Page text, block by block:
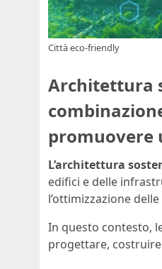
Città eco-friendly
Architettura
promuovere
L’architettura
edifici e delle
l’ottimizzazione
In questo contesto,
progettare,